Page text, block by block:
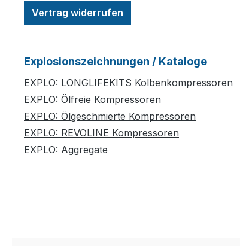
Vertrag widerrufen
Explosionszeichnungen / Kataloge
EXPLO: LONGLIFEKITS Kolbenkompressoren
EXPLO: Ölfreie Kompressoren
EXPLO: Ölgeschmierte Kompressoren
EXPLO: REVOLINE Kompressoren
EXPLO: Aggregate